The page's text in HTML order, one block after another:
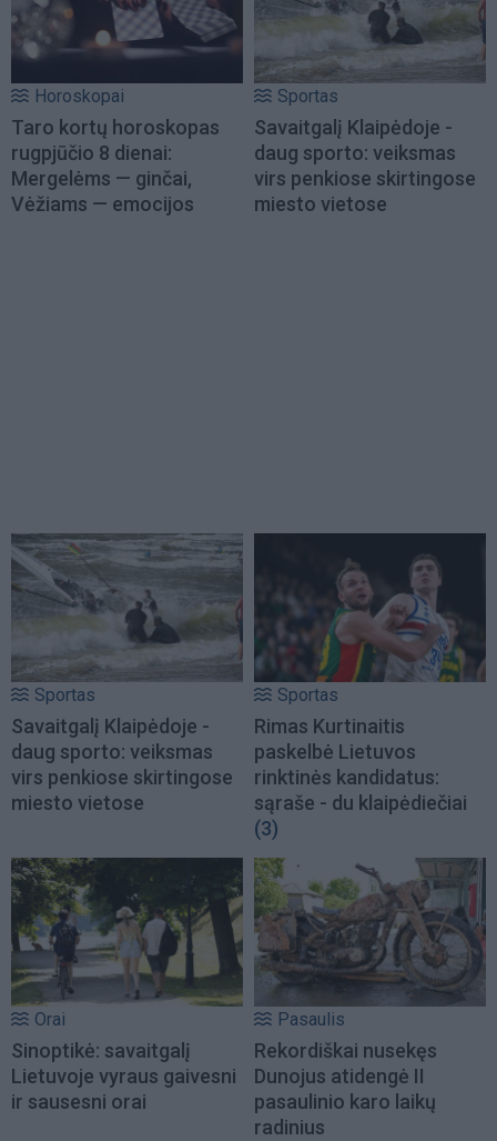
Horoskopai
Taro kortų horoskopas
rugpjūčio 8 dienai:
Mergelėms — ginčai,
Vėžiams — emocijos
Sportas
Savaitgalį Klaipėdoje -
daug sporto: veiksmas
virs penkiose skirtingose
miesto vietose
Sportas
Savaitgalį Klaipėdoje -
daug sporto: veiksmas
virs penkiose skirtingose
miesto vietose
Sportas
Rimas Kurtinaitis
paskelbė Lietuvos
rinktinės kandidatus:
sąraše - du klaipėdiečiai
(3)
Orai
Sinoptikė: savaitgalį
Lietuvoje vyraus gaivesni
ir sausesni orai
Pasaulis
Rekordiškai nusekęs
Dunojus atidengė II
pasaulinio karo laikų
radinius